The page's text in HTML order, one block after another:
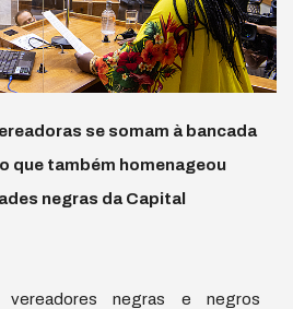
se somam à bancada
que também homenageou
negras da Capital
negras e negros